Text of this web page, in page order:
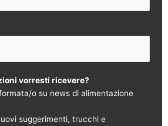
vorresti ricevere?
o su news di alimentazione
suggerimenti, trucchi e